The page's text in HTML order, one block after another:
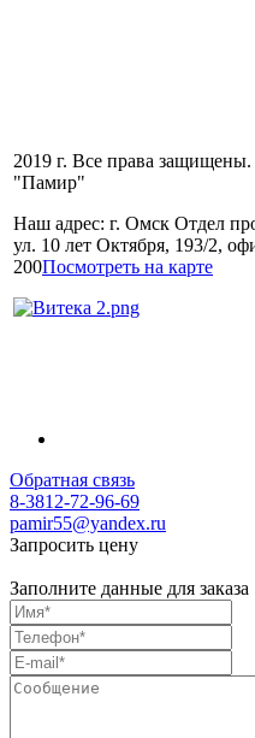
2019 г. Все права
"Памир"
Наш адрес: г. Омск Отдел
ул. 10 лет Октября, 193/2,
200Посмотреть на карте
Обратная связь
8-3812-72-96-69
pamir55@yandex.ru
Запросить цену
Заполните данные для заказа